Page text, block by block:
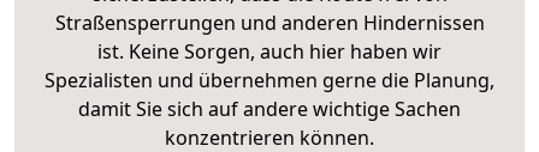
Straßensperrungen und anderen Hindernissen
ist. Keine Sorgen, auch hier haben wir
Spezialisten und übernehmen gerne die Planung,
damit Sie sich auf andere wichtige Sachen
konzentrieren können.